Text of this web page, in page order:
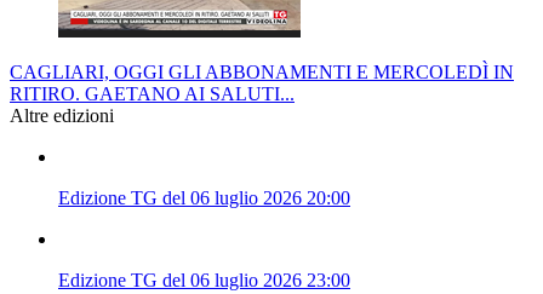
CAGLIARI, OGGI GLI ABBONAMENTI E MERCOLEDÌ IN
RITIRO. GAETANO AI SALUTI...
Altre edizioni
Edizione TG del 06 luglio 2026 20:00
Edizione TG del 06 luglio 2026 23:00